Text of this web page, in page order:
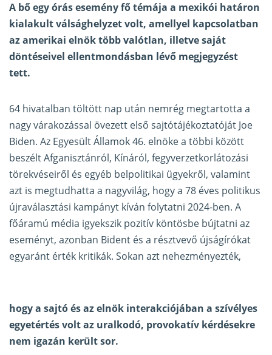
A bő egy órás esemény fő témája a mexikói határon
kialakult válsághelyzet volt, amellyel kapcsolatban
az amerikai elnök több valótlan, illetve saját
döntéseivel ellentmondásban lévő megjegyzést
tett.
64 hivatalban töltött nap után nemrég megtartotta a
nagy várakozással övezett első sajtótájékoztatóját Joe
Biden. Az Egyesült Államok 46. elnöke a többi között
beszélt Afganisztánról, Kínáról, fegyverzetkorlátozási
törekvéseiről és egyéb belpolitikai ügyekről, valamint
azt is megtudhatta a nagyvilág, hogy a 78 éves politikus
újraválasztási kampányt kíván folytatni 2024-ben. A
főáramú média igyekszik pozitív köntösbe bújtatni az
eseményt, azonban Bident és a résztvevő újságírókat
egyaránt érték kritikák. Sokan azt nehezményezték,
hogy a sajtó és az elnök interakciójában a szívélyes
egyetértés volt az uralkodó, provokatív kérdésekre
nem igazán került sor.